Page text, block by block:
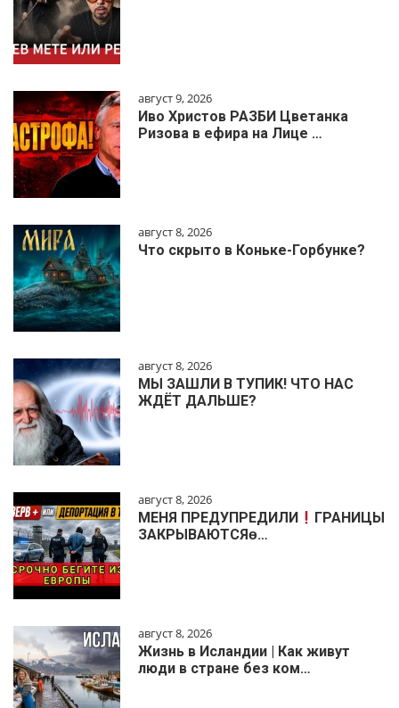
август 9, 2026
Иво Христов РАЗБИ Цветанка
Ризова в ефира на Лице …
август 8, 2026
Что скрыто в Коньке-Горбунке?
август 8, 2026
МЫ ЗАШЛИ В ТУПИК! ЧТО НАС
ЖДЁТ ДАЛЬШЕ?
август 8, 2026
МЕНЯ ПРЕДУПРЕДИЛИ
ГРАНИЦЫ
ЗАКРЫВАЮТСЯɵ…
август 8, 2026
Жизнь в Исландии | Как живут
люди в стране без ком…